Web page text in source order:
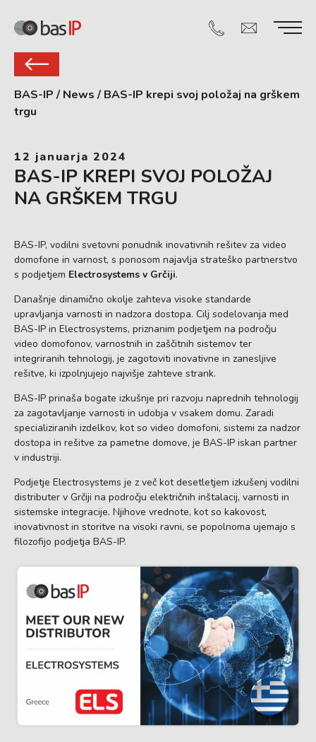
BAS-IP / News / BAS-IP krepi svoj položaj na grškem
trgu
12 januarja 2024
BAS-IP KREPI SVOJ POLOŽAJ
NA GRŠKEM TRGU
BAS-IP, vodilni svetovni ponudnik inovativnih rešitev za video
domofone in varnost, s ponosom najavlja strateško partnerstvo
s podjetjem Electrosystems v Grčiji.
Današnje dinamično okolje zahteva visoke standarde
upravljanja varnosti in nadzora dostopa. Cilj sodelovanja med
BAS-IP in Electrosystems, priznanim podjetjem na področju
video domofonov, varnostnih in zaščitnih sistemov ter
integriranih tehnologij, je zagotoviti inovativne in zanesljive
rešitve, ki izpolnjujejo najvišje zahteve strank.
BAS-IP prinaša bogate izkušnje pri razvoju naprednih tehnologij
za zagotavljanje varnosti in udobja v vsakem domu. Zaradi
specializiranih izdelkov, kot so video domofoni, sistemi za nadzor
dostopa in rešitve za pametne domove, je BAS-IP iskan partner
v industriji.
Podjetje Electrosystems je z več kot desetletjem izkušenj vodilni
distributer v Grčiji na področju električnih inštalacij, varnosti in
sistemske integracije. Njihove vrednote, kot so kakovost,
inovativnost in storitve na visoki ravni, se popolnoma ujemajo s
filozofijo podjetja BAS-IP.